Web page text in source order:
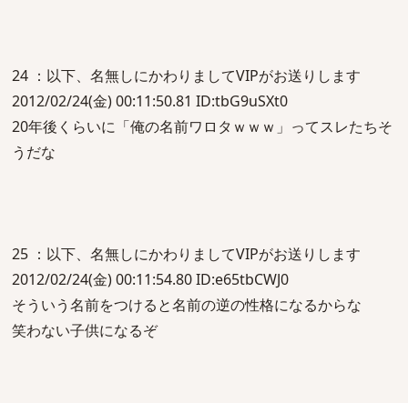
24 ：以下、名無しにかわりましてVIPがお送りします
2012/02/24(金) 00:11:50.81 ID:tbG9uSXt0
20年後くらいに「俺の名前ワロタｗｗｗ」ってスレたちそ
うだな
25 ：以下、名無しにかわりましてVIPがお送りします
2012/02/24(金) 00:11:54.80 ID:e65tbCWJ0
そういう名前をつけると名前の逆の性格になるからな
笑わない子供になるぞ